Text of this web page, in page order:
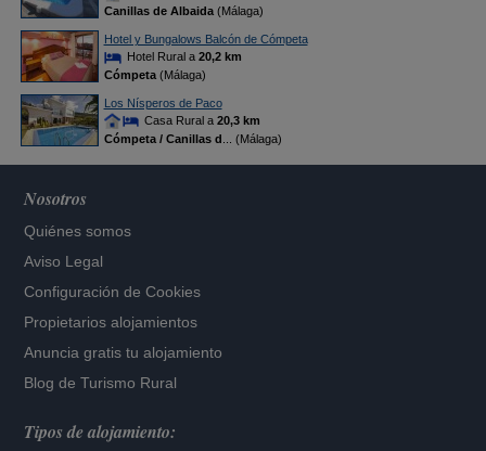
Canillas de Albaida(Málaga)
Hotel y Bungalows Balcón de Cómpeta
Hotel Rural a 20,2 km
Cómpeta(Málaga)
Los Nísperos de Paco
Casa Rural a 20,3 km
Cómpeta / Canillas d ... (Málaga)
Nosotros
Quiénes somos
Aviso Legal
Configuración de Cookies
Propietarios alojamientos
Anuncia gratis tu alojamiento
Blog de Turismo Rural
Tipos de alojamiento: